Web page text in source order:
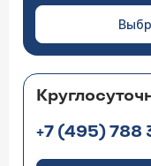
+7 (495) 788